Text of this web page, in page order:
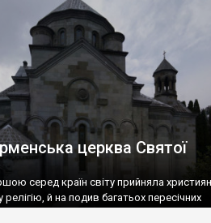
«повстяками» (postaki)…” “Вино. Крим
вино і його вдосталь: воно все
[…]
церква Святої
серед країн світу прийняла
й на подив багатьох пересічних